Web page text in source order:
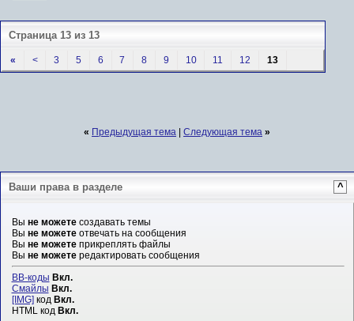
Страница 13 из 13
« < 3 5 6 7 8 9 10 11 12 13
« Предыдущая тема Следующая тема »
Ваши права в разделе ^
Вы не можетесоздавать темы
Вы не можетеотвечать на сообщения
Вы не можетеприкреплять файлы
Вы не можетередактировать сообщения
BB-коды Вкл.
Смайлы Вкл.
[IMG]код Вкл.
HTML код Вкл.